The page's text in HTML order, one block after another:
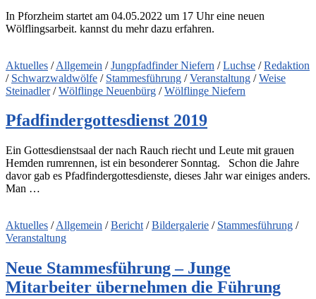
In Pforzheim startet am 04.05.2022 um 17 Uhr eine neuen
Wölflingsarbeit. kannst du mehr dazu erfahren.
Aktuelles /Allgemein /Jungpfadfinder Niefern /Luchse /Redaktion
/ Schwarzwaldwölfe / Stammesführung /Veranstaltung /Weise
Steinadler/Wölflinge Neuenbürg /Wölflinge Niefern
Pfadfindergottesdienst 2019
Ein Gottesdienstsaal der nach Rauch riecht und Leute mit grauen
Hemden rumrennen, ist ein besonderer Sonntag. Schon die Jahre
davor gab es Pfadfindergottesdienste, dieses Jahr war einiges anders.
Man …
Aktuelles /Allgemein /Bericht /Bildergalerie / Stammesführung /
Veranstaltung
Neue Stammesführung – Junge
Mitarbeiter übernehmen die Führung